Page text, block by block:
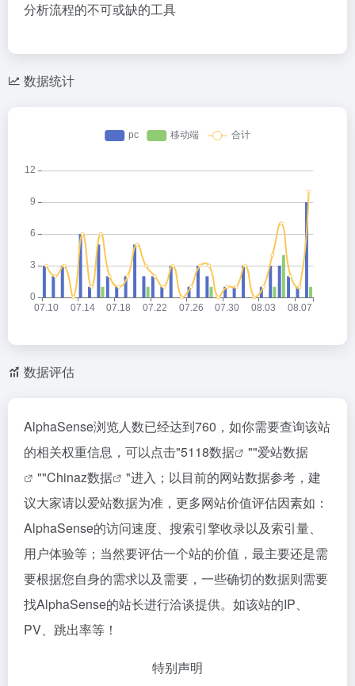
分析流程的不可或缺的工具
数据统计
数据评估
AlphaSense浏览人数已经达到760，如你需要查询该站
的相关权重信息，可以点击"5118数据 ""爱站数据
""Chinaz数据
"进入；以目前的网站数据参考，建
议大家请以爱站数据为准，更多网站价值评估因素如：
AlphaSense的访问速度、搜索引擎收录以及索引量、
用户体验等；当然要评估一个站的价值，最主要还是需
要根据您自身的需求以及需要，一些确切的数据则需要
找AlphaSense的站长进行洽谈提供。如该站的IP、
PV、跳出率等！
特别声明